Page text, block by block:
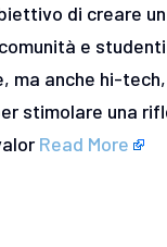
di creare
e
ma anche hi-
stimolare una
Read More